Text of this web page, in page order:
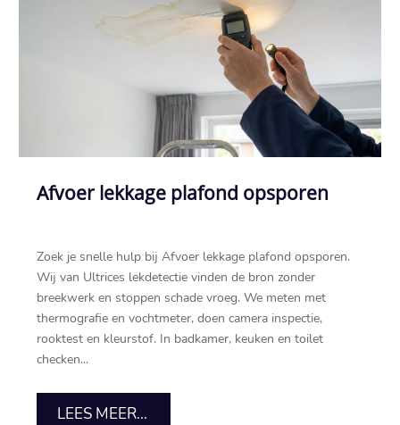
Afvoer lekkage plafond opsporen
Zoek je snelle hulp bij Afvoer lekkage plafond opsporen.
Wij van Ultrices lekdetectie vinden de bron zonder
breekwerk en stoppen schade vroeg. We meten met
thermografie en vochtmeter, doen camera inspectie,
rooktest en kleurstof. In badkamer, keuken en toilet
checken...
LEES MEER...